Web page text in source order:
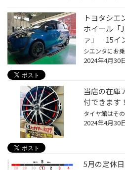
トヨタシ
ホイール「
ァ」 15イ
2024年4月30
当店の在庫
付できます！
2024年4月30
5月の定休